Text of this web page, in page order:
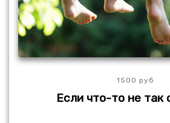
1500 руб
Если что-то не так